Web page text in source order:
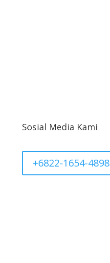
Sosial Media Kami
+6822-1654-4898